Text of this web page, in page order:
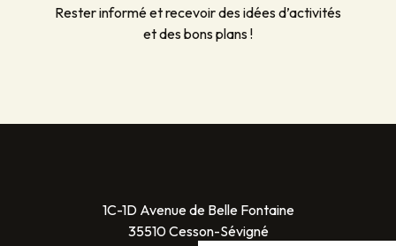
Rester informé et recevoir des idées d’activités
et des bons plans !
1C-1D Avenue de Belle Fontaine
35510 Cesson-Sévigné